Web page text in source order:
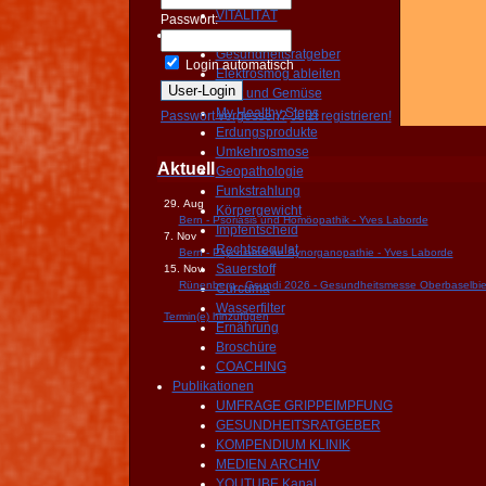
VITALITÄT
Prävention
Gesundheitsratgeber
Elektrosmog ableiten
Obst und Gemüse
My Healthy Steps
Erdungsprodukte
Umkehrosmose
Geopathologie
Funkstrahlung
Körpergewicht
Impfentscheid
Rechtsregulat
Sauerstoff
Curcuma
Wasserfilter
Ernährung
Broschüre
COACHING
Publikationen
UMFRAGE GRIPPEIMPFUNG
GESUNDHEITSRATGEBER
KOMPENDIUM KLINIK
MEDIEN ARCHIV
Passwort:
Login automatisch
Passwort vergessen? Jetzt registrieren!
Aktuell
29. Aug
Bern - Psoriasis und Homöopathik - Yves Laborde
7. Nov
Bern - Psychiatrische Synorganopathie - Yves Laborde
15. Nov
Rünenberg - Gsundi 2026 - Gesundheitsmesse
Termin(e) hinzufügen